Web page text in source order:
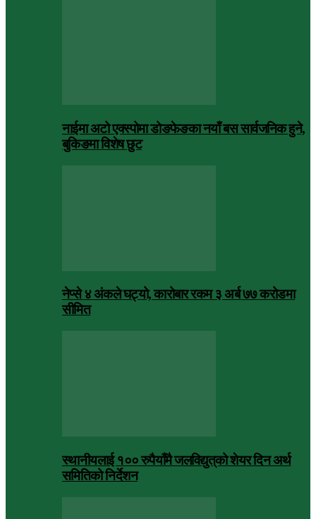
नाईमा अटो एक्स्पोमा डोङफेङका नयाँ बस सार्वजनिक हुने,
बुकिङमा विशेष छुट
नेप्से ४ अंकले घट्यो, कारोबार रकम ३ अर्ब ७७ करोडमा
सीमित
स्थानीयलाई १०० रुपैयाँमै जलविद्युत्‌को शेयर दिन अर्थ
समितिको निर्देशन